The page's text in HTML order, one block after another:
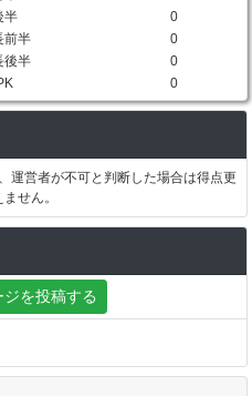
半
0
前半
0
後半
0
0
運営者が不可と判断した場合は得点更
せん。
を投稿する